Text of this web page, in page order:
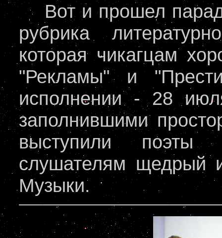
Вот и прошел парад
рубрика
которая чикагцам
"Рекламы" и
исполнении - 28
заполнившими
выступили поэты
слушателям щедрый
Музыки.